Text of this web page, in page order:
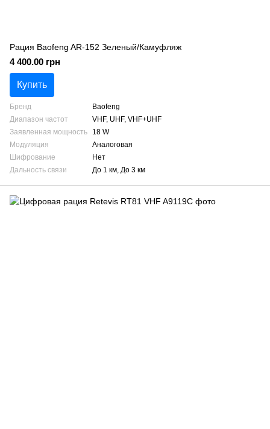
Рация Baofeng AR-152 Зеленый/Камуфляж
4 400.00 грн
Купить
Бренд
Baofeng
Диапазон частот
VHF, UHF, VHF+UHF
Заявленная мощность
18 W
Модуляция
Аналоговая
Шифрование
Нет
Дальность связи
До 1 км, До 3 км